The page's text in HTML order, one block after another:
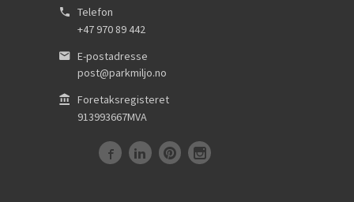
Telefon
+47 970 89 442
E-postadresse
post@parkmiljo.no
Foretaksregisteret
913993667MVA